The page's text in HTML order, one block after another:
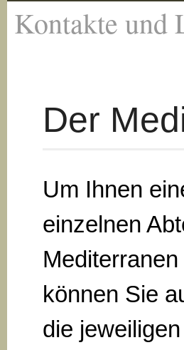
Kontakte und
Der
Um Ihnen
einzelnen
können Sie
die